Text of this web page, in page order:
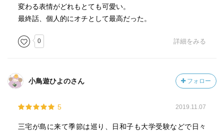
変わる表情がどれもとても可愛い。
最終話、個人的にオチとして最高だった。
0 詳細をみる
小鳥遊ひよのさん フォロー
5 2019.11.07
三宅が島に来て季節は巡り、日和子も大学受験などで日々